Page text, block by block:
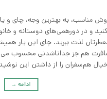
روش‌ مناسب، به بهترین وجه، چای و
و در دورهمی‌های دوستانه و
لذت ببرید. چای این یار
هم جز جداناشدنی محسوب
هم‌سفران را از داشتن این
ادامه →